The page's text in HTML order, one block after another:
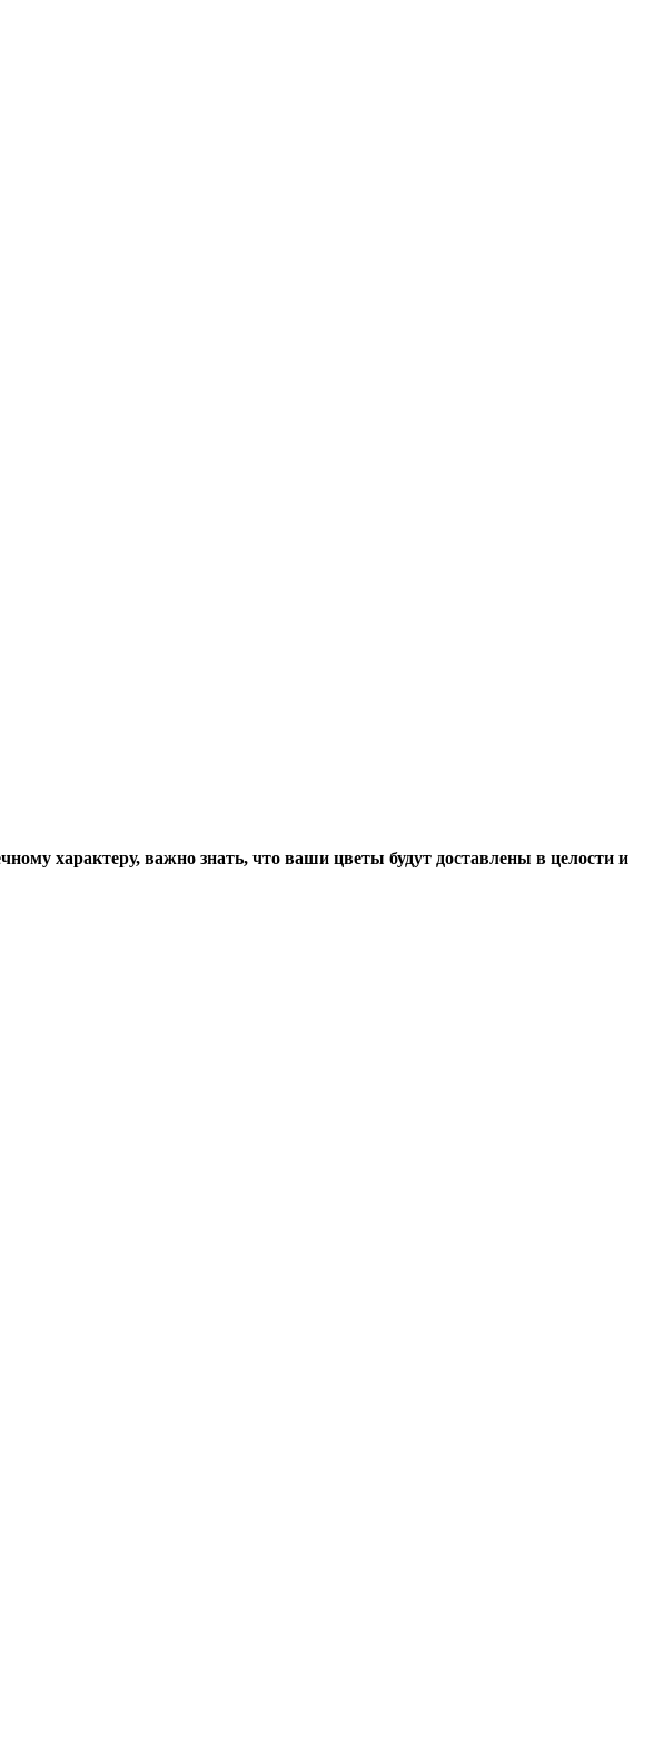
характеру, важно знать, что ваши цветы будут доставлены в целости и